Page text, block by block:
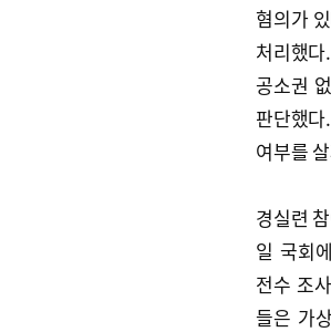
혐의가
처리했
공소권
판단했
여부를
경실련
일 국회
전수 조
들은 가